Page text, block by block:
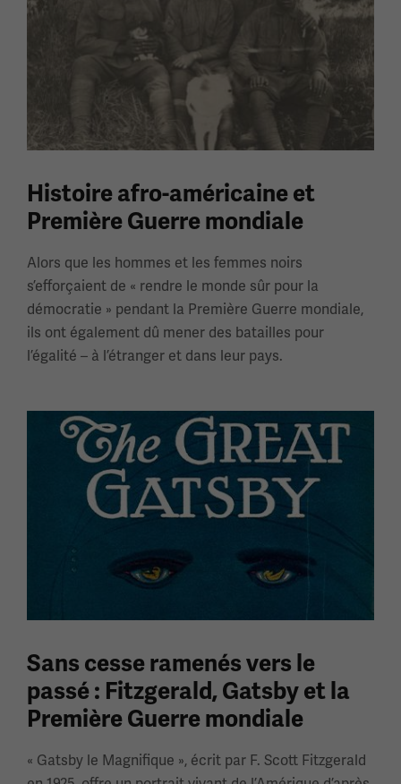
Histoire afro-américaine et
Première Guerre mondiale
Alors que les hommes et les femmes noirs
s’efforçaient de « rendre le monde sûr pour la
démocratie » pendant la Première Guerre mondiale,
ils ont également dû mener des batailles pour
l’égalité – à l’étranger et dans leur pays.
Sans cesse ramenés vers le
passé : Fitzgerald, Gatsby et la
Première Guerre mondiale
« Gatsby le Magnifique », écrit par F. Scott Fitzgerald